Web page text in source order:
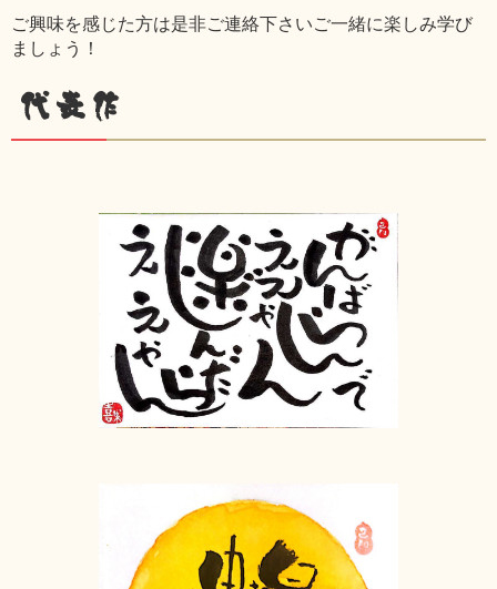
ご興味を感じた方は是非ご連絡下さいご一緒に楽しみ学び
ましょう！
代表作